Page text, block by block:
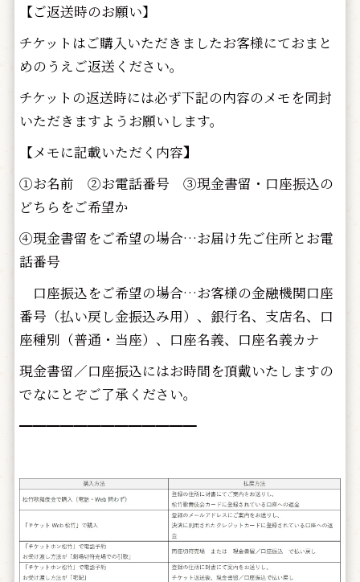
【ご返送時のお願い】
チケットはご購入いただきましたお客様にておまと
めのうえご返送ください。
チケットの返送時には必ず下記の内容のメモを同封
いただきますようお願いします。
【メモに記載いただく内容】
①お名前 ②お電話番号 ③現金書留・口座振込の
どちらをご希望か
④現金書留をご希望の場合…お届け先ご住所とお電
話番号
口座振込をご希望の場合…お客様の金融機関口座
番号（払い戻し金振込み用）、銀行名、支店名、口
座種別（普通・当座）、口座名義、口座名義カナ
現金書留／口座振込にはお時間を頂戴いたしますの
でなにとぞご了承ください。
━━━━━━━━━━━━━